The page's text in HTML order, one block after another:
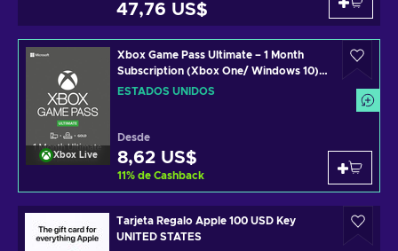
47,76 US$
Xbox Live
Xbox Game Pass Ultimate – 1 Month
Subscription (Xbox One/ Windows 10)
non-stackable Código de Xbox Live
ESTADOS UNIDOS
Desde
8,62 US$
11% de Cashback
Tarjeta Regalo Apple 100 USD Key
UNITED STATES